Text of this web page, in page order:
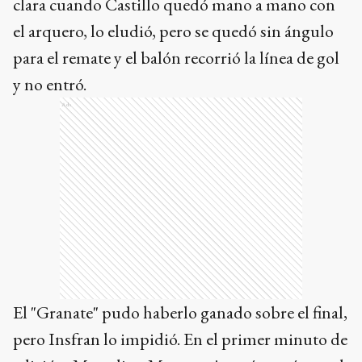
el arquero, lo eludió, pero se quedó sin ángulo
para el remate y el balón recorrió la línea de gol
y no entró.
Ads
El "Granate" pudo haberlo ganado sobre el final,
pero Insfran lo impidió. En el primer minuto de